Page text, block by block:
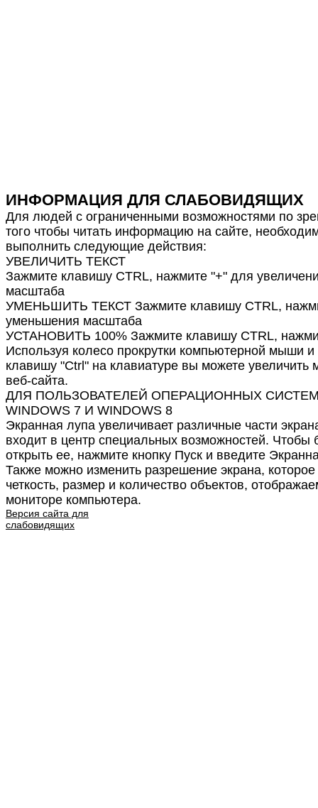
ИНФОРМАЦИЯ ДЛЯ СЛАБОВИДЯЩИХ
Для людей с ограниченными возможностями по
того чтобы читать информацию на сайте,
выполнить следующие действия:
УВЕЛИЧИТЬ ТЕКСТ
Зажмите клавишу CTRL, нажмите "+" для
масштаба
УМЕНЬШИТЬ ТЕКСТ Зажмите клавишу CTRL,
уменьшения масштаба
УСТАНОВИТЬ 100% Зажмите клавишу CTRL,
Используя колесо прокрутки компьютерной мыши
клавишу "Ctrl" на клавиатуре вы можете увеличить
веб-сайта.
ДЛЯ ПОЛЬЗОВАТЕЛЕЙ ОПЕРАЦИОННЫХ
WINDOWS 7 И WINDOWS 8
Экранная лупа увеличивает различные части
входит в центр специальных возможностей. Чтобы
открыть ее, нажмите кнопку Пуск и введите
Также можно изменить разрешение экрана,
четкость, размер и количество объектов,
мониторе компьютера.
Версия сайта для
слабовидящих